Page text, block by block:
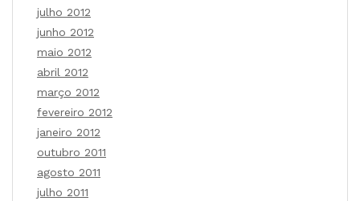
julho 2012
junho 2012
maio 2012
abril 2012
março 2012
fevereiro 2012
janeiro 2012
outubro 2011
agosto 2011
julho 2011